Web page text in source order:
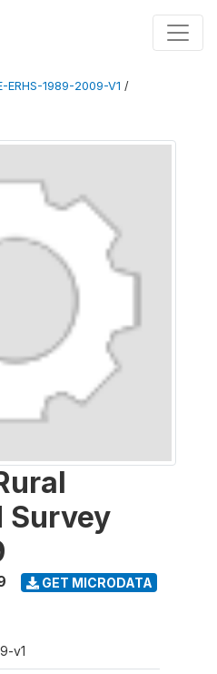
ERHS-1989-2009-V1 /
Survey
GET MICRODATA
v1